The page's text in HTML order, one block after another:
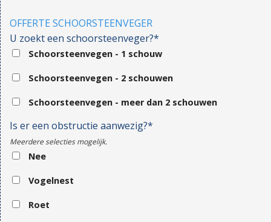
OFFERTE SCHOORSTEENVEGER
U zoekt een schoorsteenveger?*
Schoorsteenvegen - 1 schouw
Schoorsteenvegen - 2 schouwen
Schoorsteenvegen - meer dan 2 schouwen
Is er een obstructie aanwezig?*
Meerdere selecties mogelijk.
Nee
Vogelnest
Roet